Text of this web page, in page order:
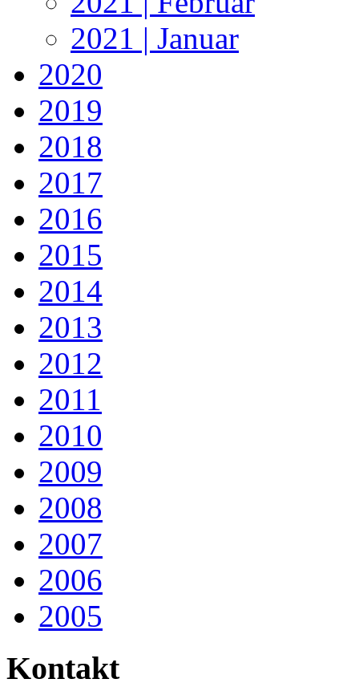
2021 | Januar
2020
2019
2018
2017
2016
2015
2014
2013
2012
2011
2010
2009
2008
2007
2006
2005
Kontakt